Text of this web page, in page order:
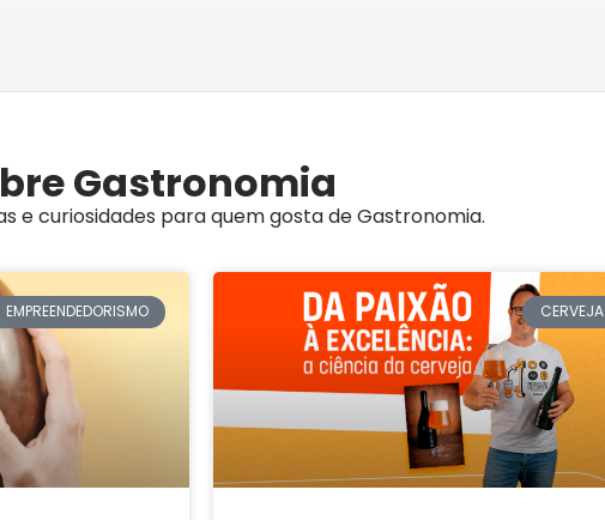
Gastronomia
e curiosidades para quem gosta de Gastronomia.
EMPREENDEDORISMO CERVEJA